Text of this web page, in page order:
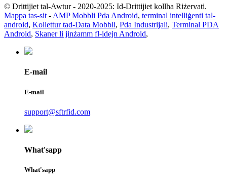
© Drittijiet tal-Awtur - 2020-2025: Id-Drittijiet kollha Riżervati.
Mappa tas-sit - AMP Mobbli Pda Android, terminal intelliġenti tal-
android, Kollettur tad-Data Mobbli, Pda Industrijali, Terminal PDA
Android, Skaner li jinżamm fl-idejn Android,
E-mail
E-mail
support@sftrfid.com
What'sapp
What'sapp